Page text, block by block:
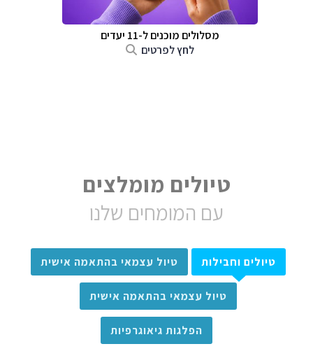
מסלולים מוכנים ל-11 יעדים
לחץ לפרטים
טיולים מומלצים
עם המומחים שלנו
טיולים וחבילות טיול עצמאי בהתאמה אישית
טיול עצמאי בהתאמה אישית
הפלגות גיאוגרפיות